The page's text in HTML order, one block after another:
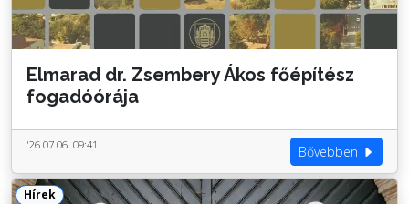
Elmarad dr. Zsembery Ákos főépítész
fogadóórája
'26.07.06. 09:41 Bővebben
Hírek